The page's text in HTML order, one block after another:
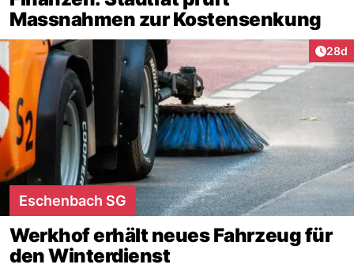
Massnahmen zur Kostensenkung
28d
Eschenbach SG
Werkhof erhält neues Fahrzeug für
den Winterdienst